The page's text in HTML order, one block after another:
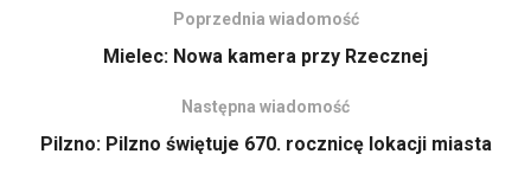
Poprzednia wiadomość
Mielec: Nowa kamera przy Rzecznej
Następna wiadomość
Pilzno: Pilzno świętuje 670. rocznicę lokacji miasta